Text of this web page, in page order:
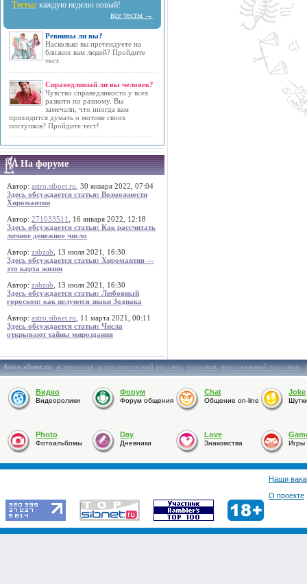
Тесты: каждую неделю новый!
все тесты →
Ревнивы ли вы?
Насколько вы претендуете на
близких вам людей? Пройдите
тест.
Справедливый ли вы человек?
Чувство справедливости у всех
развито по разному. Вы
замечали, что иногда вам
приходится думать о мотиве своих
поступков? Пройдите тест!
На форуме
Автор: astro.sibnet.ru , 30 января 2022, 07:04
Здесь обсуждается статья: Возможности
Хиромантии
Автор: 271033511
, 16 января 2022, 12:18
Здесь обсуждается статья: Как рассчитать
личное денежное число
Автор: zabzab , 13 июля 2021, 16:30
Здесь обсуждается статья: Хиромантия —
это карта жизни
Автор: zabzab , 13 июля 2021, 16:30
Здесь обсуждается статья: Любовный
гороскоп: как целуются знаки Зодиака
Автор: astro.sibnet.ru , 11 марта 2021, 00:11
Здесь обсуждается статья: Числа
открывают тайны мироздания
Astro.sibnet.ru:астрология,астрологический прогноз,гороскоп,персональный гороскоп,
Видео
Видеоролики
Форум
Форум общения
Chat
Общение on-line
Joke
Photo
Фотоальбомы
Day
Дневники
Love
Знакомства Игры
Наши
О проекте